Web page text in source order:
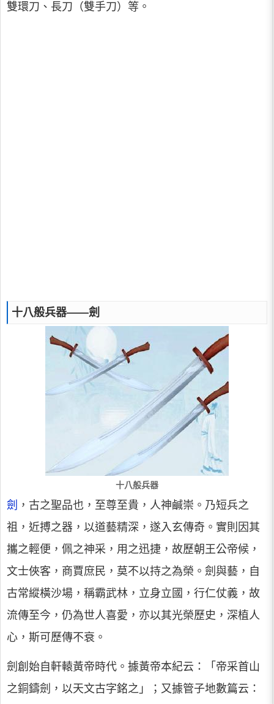
雙環刀、長刀（雙手刀）等。
十八般兵器——劍
十八般兵器
劍 ，古之聖品也，至尊至貴，人神鹹崇。乃短兵之
祖，近搏之器，以道藝精深，遂入玄傳奇。實則因其
攜之輕便，佩之神采，用之迅捷，故歷朝王公帝候，
文士俠客，商賈庶民，莫不以持之為榮。劍與藝，自
古常縱橫沙場，稱霸武林，立身立國，行仁仗義，故
流傳至今，仍為世人喜愛，亦以其光榮歷史，深植人
心，斯可歷傳不衰。
劍創始自軒轅黃帝時代。據黃帝本紀云：「帝采首山
之銅鑄劍，以天文古字銘之」；又據管子地數篇云：